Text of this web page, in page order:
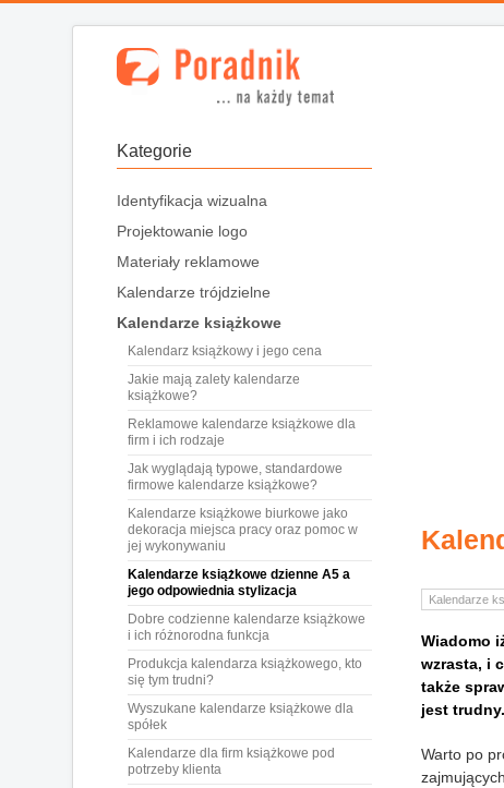
Kategorie
Identyfikacja wizualna
Projektowanie logo
Materiały reklamowe
Kalendarze trójdzielne
Kalendarze książkowe
Kalendarz książkowy i jego cena
Jakie mają zalety kalendarze
książkowe?
Reklamowe kalendarze książkowe dla
firm i ich rodzaje
Jak wyglądają typowe, standardowe
firmowe kalendarze książkowe?
Kalendarze książkowe biurkowe jako
dekoracja miejsca pracy oraz pomoc w
jej wykonywaniu
Kalendarze książkowe dzienne A5 a
jego odpowiednia stylizacja
Dobre codzienne kalendarze książkowe
i ich różnorodna funkcja
Produkcja kalendarza książkowego, kto
się tym trudni?
Wyszukane kalendarze książkowe dla
spółek
Kalendarze dla firm książkowe pod
potrzeby klienta
Kalendarze
Wiadomo
wzrasta, i
także
jest trudny.
Warto po